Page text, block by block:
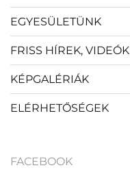
EGYESÜLETÜNK
FRISS HÍREK, VIDEÓK
KÉPGALÉRIÁK
ELÉRHETŐSÉGEK
FACEBOOK